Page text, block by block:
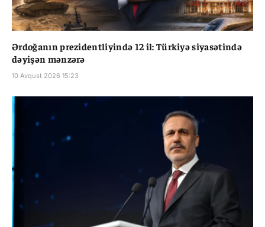
Ərdoğanın prezidentliyində 12 il: Türkiyə siyasətində
dəyişən mənzərə
10 Avqust 2026 15:23